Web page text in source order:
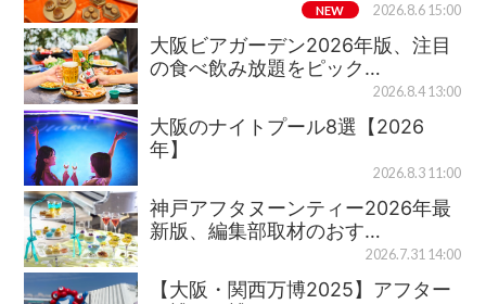
NEW 2026.8.6 15:00
大阪ビアガーデン2026年版、注目
の食べ飲み放題をピック…
2026.8.4 13:00
大阪のナイトプール8選【2026
年】
2026.8.3 11:00
神戸アフタヌーンティー2026年最
新版、編集部取材のおす…
2026.7.31 14:00
【大阪・関西万博2025】アフター